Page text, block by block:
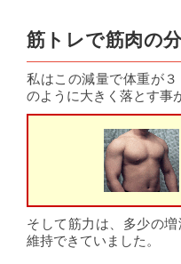
筋トレで筋肉の
私はこの減量で体重が
のように大きく落とす事
そして筋力は、多少の
維持できていました。